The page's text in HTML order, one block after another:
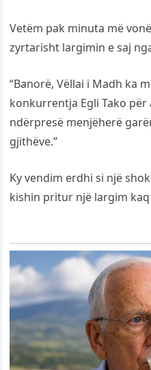
Vetëm pak minuta më
zyrtarisht largimin e saj
“Banorë, Vëllai i Madh ka
konkurrentja Egli Tako
ndërpresë menjëherë
gjithëve.”
Ky vendim erdhi si një
kishin pritur një largim